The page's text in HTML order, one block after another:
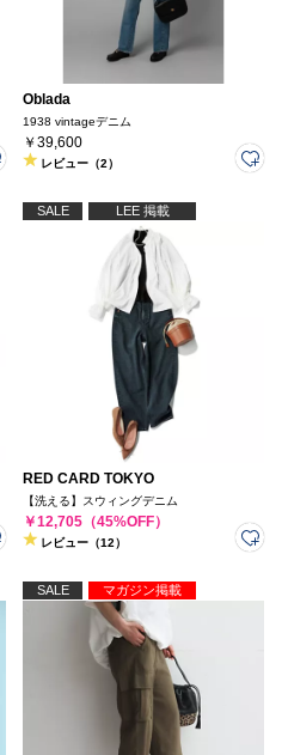
Oblada
1938 vintageデニム
￥39,600
レビュー（2）
SALE LEE 掲載
RED CARD TOKYO
【洗える】スウィングデニム
￥12,705（45%OFF）
レビュー（12）
SALE マガジン掲載